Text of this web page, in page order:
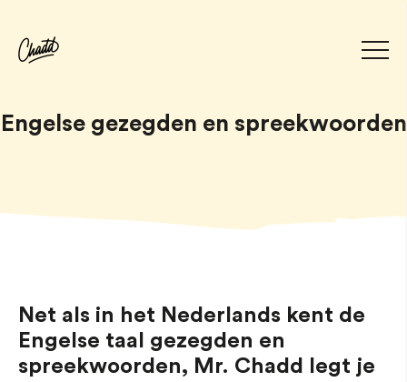
Engelse gezegden en spreekwoorden
Net als in het Nederlands kent de
Engelse taal gezegden en
spreekwoorden, Mr. Chadd legt je